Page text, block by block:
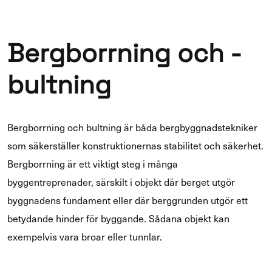
Bergborrning och -
bultning
Bergborrning och bultning är båda bergbyggnadstekniker
som säkerställer konstruktionernas stabilitet och säkerhet.
Bergborrning är ett viktigt steg i många
byggentreprenader, särskilt i objekt där berget utgör
byggnadens fundament eller där berggrunden utgör ett
betydande hinder för byggande. Sådana objekt kan
exempelvis vara broar eller tunnlar.